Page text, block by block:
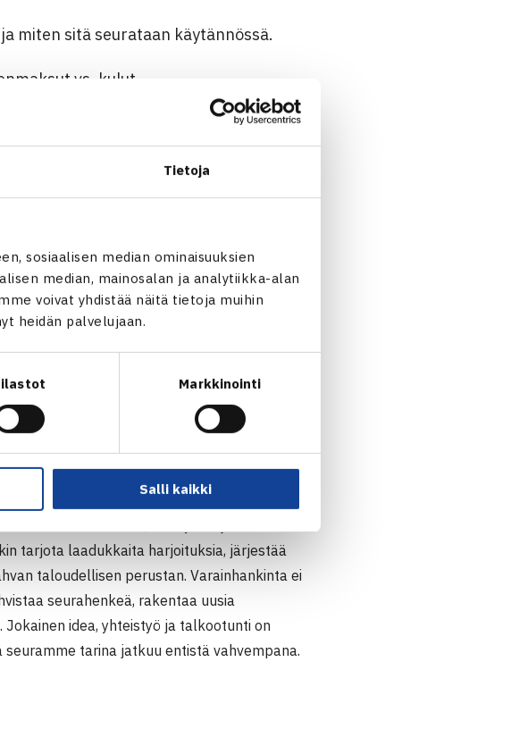
Tietoja
sosiaalisen median ominaisuuksien
median, mainosalan ja analytiikka-alan
voivat yhdistää näitä tietoja muihin
heidän palvelujaan.
Markkinointi
Salli kaikki
miten sitä seurataan käytännössä.
vs. kulut.
tavoitteisiin nähden.
putoaa
Kujala (Suomen Urheiluopisto)
Tanja Näkki esittelee
ja -malleja, käytännön työkaluja yms.
13.1.26 klo 15.30 – 17.30
tarjota laadukkaita harjoituksia, järjestää
taloudellisen perustan. Varainhankinta ei
seurahenkeä, rakentaa uusia
idea, yhteistyö ja talkootunti on
tarina jatkuu entistä vahvempana.